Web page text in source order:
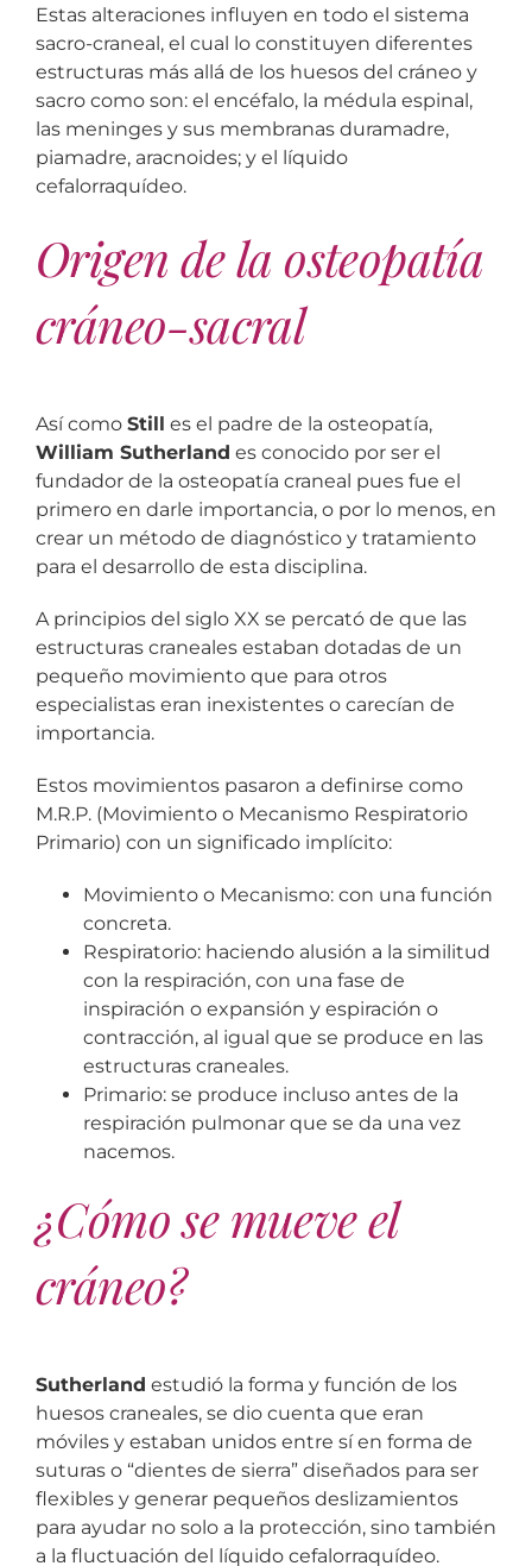
Estas alteraciones influyen en todo el sistema
sacro-craneal, el cual lo constituyen diferentes
estructuras más allá de los huesos del cráneo y
sacro como son: el encéfalo, la médula espinal,
las meninges y sus membranas duramadre,
piamadre, aracnoides; y el líquido
cefalorraquídeo.
Origen de la osteopatía
cráneo-sacral
Así como Still es el padre de la osteopatía,
William Sutherland es conocido por ser el
fundador de la osteopatía craneal pues fue el
primero en darle importancia, o por lo menos, en
crear un método de diagnóstico y tratamiento
para el desarrollo de esta disciplina.
A principios del siglo XX se percató de que las
estructuras craneales estaban dotadas de un
pequeño movimiento que para otros
especialistas eran inexistentes o carecían de
importancia.
Estos movimientos pasaron a definirse como
M.R.P. (Movimiento o Mecanismo Respiratorio
Primario) con un significado implícito:
Movimiento o Mecanismo: con una función
concreta.
Respiratorio: haciendo alusión a la similitud
con la respiración, con una fase de
inspiración o expansión y espiración o
contracción, al igual que se produce en las
estructuras craneales.
Primario: se produce incluso antes de la
respiración pulmonar que se da una vez
nacemos.
¿Cómo se mueve el
cráneo?
Sutherland estudió la forma y función de los
huesos craneales, se dio cuenta que eran
móviles y estaban unidos entre sí en forma de
suturas o “dientes de sierra” diseñados para ser
flexibles y generar pequeños deslizamientos
para ayudar no solo a la protección, sino también
a la fluctuación del líquido cefalorraquídeo.